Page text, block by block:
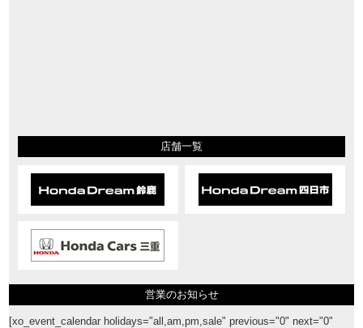
店舗一覧
営業のお知らせ
[xo_event_calendar holidays="all,am,pm,sale" previous="0" next="0"